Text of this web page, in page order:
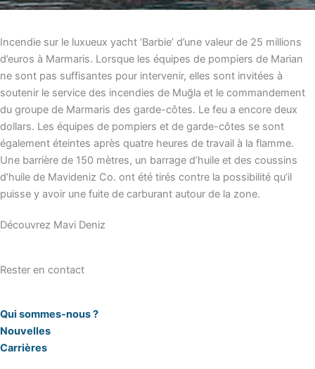
Incendie sur le luxueux yacht ‘Barbie’ d’une valeur de 25 millions
d’euros à Marmaris. Lorsque les équipes de pompiers de Marian
ne sont pas suffisantes pour intervenir, elles sont invitées à
soutenir le service des incendies de Muğla et le commandement
du groupe de Marmaris des garde-côtes. Le feu a encore deux
dollars. Les équipes de pompiers et de garde-côtes se sont
également éteintes après quatre heures de travail à la flamme.
Une barrière de 150 mètres, un barrage d’huile et des coussins
d’huile de Mavideniz Co. ont été tirés contre la possibilité qu’il
puisse y avoir une fuite de carburant autour de la zone.
Découvrez Mavi Deniz
Rester en contact
Qui sommes-nous ?
Nouvelles
Carrières